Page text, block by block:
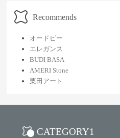
Recommends
オードビー
エレガンス
BUDI BASA
AMERI Stone
栗田アート
CATEGORY1